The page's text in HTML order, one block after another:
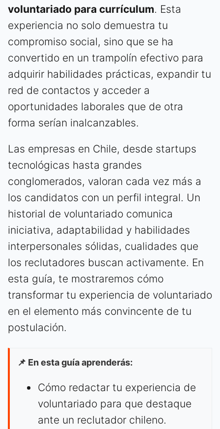
voluntariado para currículum. Esta
experiencia no solo demuestra tu
compromiso social, sino que se ha
convertido en un trampolín efectivo para
adquirir habilidades prácticas, expandir tu
red de contactos y acceder a
oportunidades laborales que de otra
forma serían inalcanzables.
Las empresas en Chile, desde startups
tecnológicas hasta grandes
conglomerados, valoran cada vez más a
los candidatos con un perfil integral. Un
historial de voluntariado comunica
iniciativa, adaptabilidad y habilidades
interpersonales sólidas, cualidades que
los reclutadores buscan activamente. En
esta guía, te mostraremos cómo
transformar tu experiencia de voluntariado
en el elemento más convincente de tu
postulación.
📌 En esta guía aprenderás:
Cómo redactar tu experiencia de
voluntariado para que destaque
ante un reclutador chileno.